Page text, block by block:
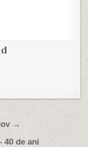
→
de ani